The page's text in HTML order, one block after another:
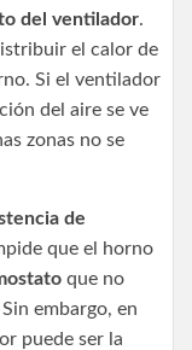
del ventilador.
el calor de
Si el ventilador
del aire se ve
zonas no se
de
que el horno
que no
embargo, en
puede ser la